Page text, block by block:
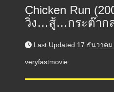
Chicken Run
วิ่ง…สู้…กระต๊าก
Last Updated 17 ธันวาคม
veryfastmovie